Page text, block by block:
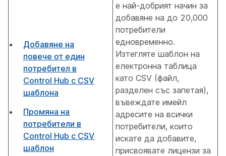
Добавяне на
повече от един
потребител в
Control Hub с CSV
шаблона
Промяна на
потребители в
Control Hub с CSV
шаблон
е най-добрият начин за
добавяне на до 20,000
потребители
едновременно.
Изтегляте шаблон на
електронна таблица
като CSV (файл,
разделен със запетая),
въвеждате имейл
адресите на всички
потребители, които
искате да добавите,
присвоявате лицензи за